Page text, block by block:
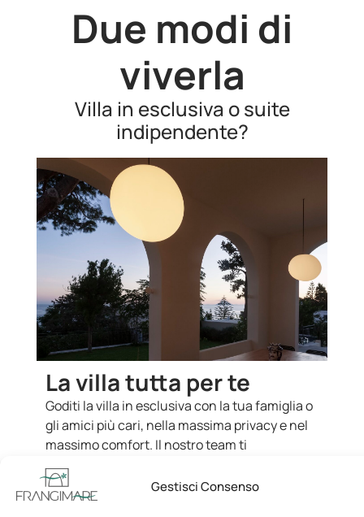
Gestisci Consenso
Due modi di
viverla
Villa in esclusiva o suite
indipendente?
La villa tutta per te
Goditi la villa in esclusiva con la tua famiglia o
gli amici più cari, nella massima privacy e nel
massimo comfort. Il nostro team ti
accompagnerà con efficienza e discrezione,
dalla colazione ai servizi su misura, per
rendere il tuo soggiorno senza pensieri.